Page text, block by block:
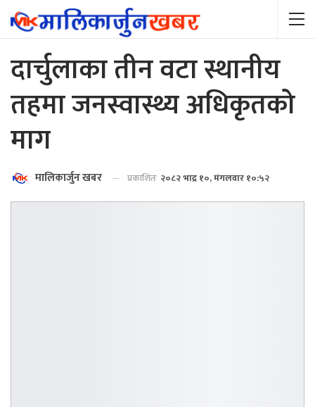
दार्चुलाका तीन वटा स्थानीय
तहमा जनस्वास्थ्य अधिकृतको
माग
मालिकार्जुन खबर प्रकाशितः २०८२ भाद्र १०, मंगलवार १०:५२